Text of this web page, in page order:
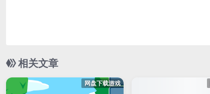
相关文章
网盘下载游戏